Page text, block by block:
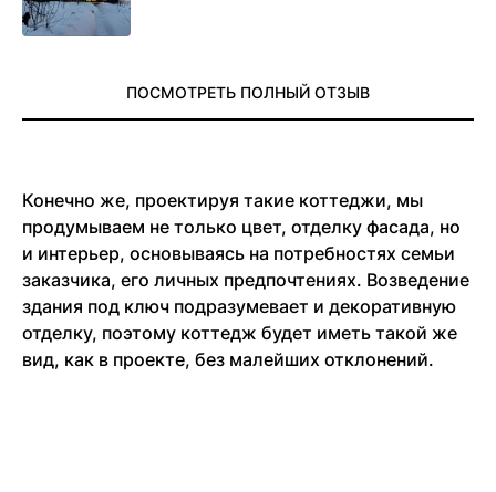
ПОСМОТРЕТЬ ПОЛНЫЙ ОТЗЫВ
Конечно же, проектируя такие коттеджи, мы
продумываем не только цвет, отделку фасада, но
и интерьер, основываясь на потребностях семьи
заказчика, его личных предпочтениях. Возведение
здания под ключ подразумевает и декоративную
отделку, поэтому коттедж будет иметь такой же
вид, как в проекте, без малейших отклонений.